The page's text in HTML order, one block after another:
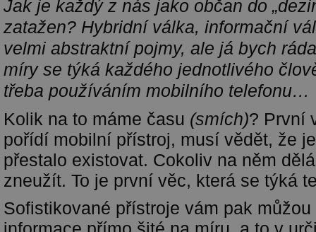
Jak je každý z nás jako občan do
zatažen? Hybridní válka, informační
velmi abstraktní pojmy, ale já bych
míry se týká každého jednotlivého
třeba používáním mobilního telefonu…
Kolik na to máme času (smích)? První
pořídí mobilní přístroj, musí vědět, že
přestalo existovat. Cokoliv na něm
zneužít. To je první věc, která se týká
Sofistikované přístroje vám pak